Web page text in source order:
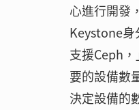
心進行開發
Keystone
支援Ceph
要的設備數
決定設備的